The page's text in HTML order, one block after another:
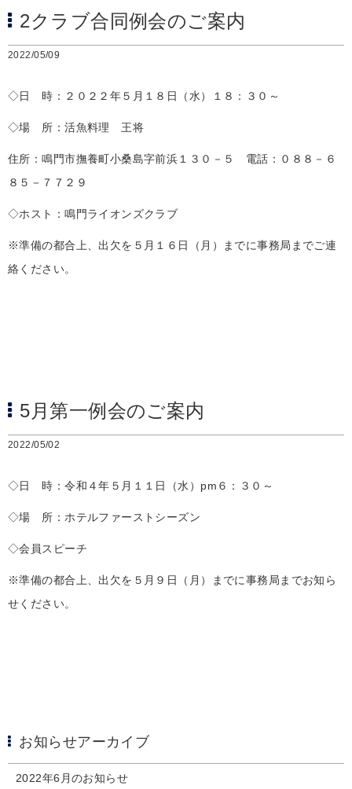
2クラブ合同例会のご案内
2022/05/09
◇日 時：２０２２年５月１８日（水）１８：３０～
◇場 所：活魚料理 王将
住所：鳴門市撫養町小桑島字前浜１３０－５ 電話：０８８－６
８５－７７２９
◇ホスト：鳴門ライオンズクラブ
※準備の都合上、出欠を５月１６日（月）までに事務局までご連
絡ください。
5月第一例会のご案内
2022/05/02
◇日 時：令和４年５月１１日（水）pm６：３０～
◇場 所：ホテルファーストシーズン
◇会員スピーチ
※準備の都合上、出欠を５月９日（月）までに事務局までお知ら
せください。
お知らせアーカイブ
2022年6月のお知らせ